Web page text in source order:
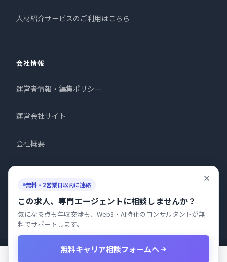
無料・2営業日以内に連絡
この求人、専門エージェントに相談しませんか？
気になる点も年収交渉も、Web3・AI特化のコンサルタントが無
料でサポートします。
無料キャリア相談フォームへ
人材紹介サービスのご利用はこちら
会社情報
運営者情報・編集ポリシー
運営会社サイト
会社概要
プライバシーポリシー
© 2026 株式会社プロタゴニスト All Rights Reserved.